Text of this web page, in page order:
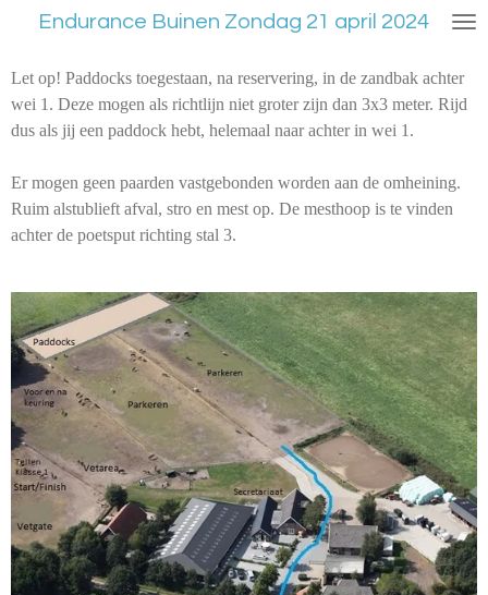
naar
de
hoofdinhoud
Endurance Buinen Zondag 21 april 2024
Let op! Paddocks toegestaan, na reservering, in de zandbak achter
wei 1. Deze mogen als richtlijn niet groter zijn dan 3x3 meter. Rijd
dus als jij een paddock hebt, helemaal naar achter in wei 1.
Er mogen geen paarden vastgebonden worden aan de omheining.
Ruim alstublieft afval, stro en mest op. De mesthoop is te vinden
achter de poetsput richting stal 3.